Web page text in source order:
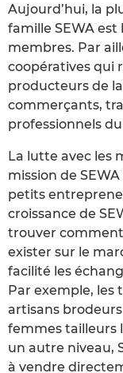
Aujourd’hui, la
famille SEWA est
membres. Par
coopératives qui
producteurs de
commerçants,
professionnels
La lutte avec les
mission de
petits
croissance de
trouver
exister sur le
facilité les
Par exemple, les
artisans
femmes tailleurs
un autre niveau,
à vendre